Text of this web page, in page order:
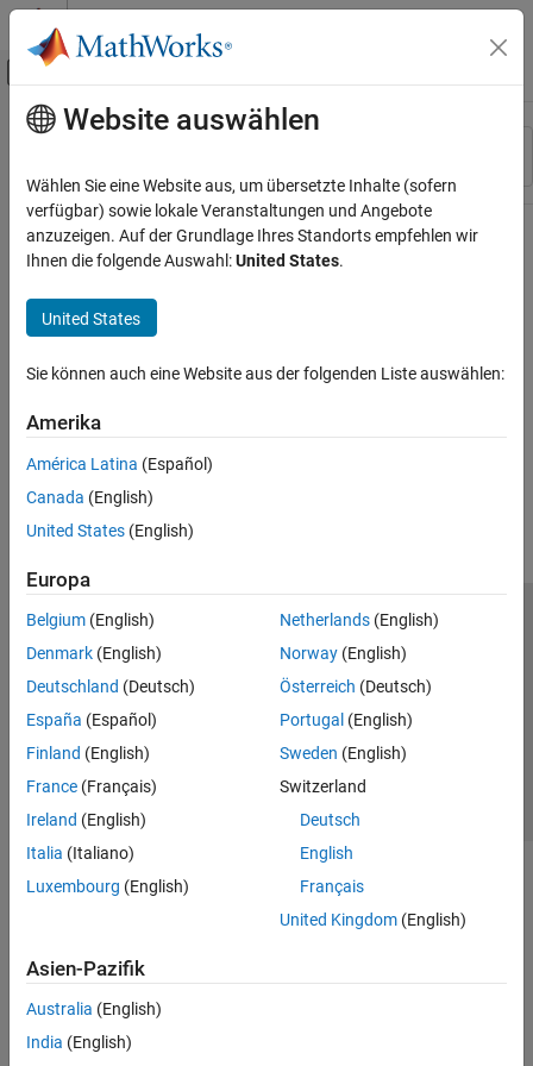
Weiter zum Inhalt
Umschaltung für Off-Canvas-
Ressource
Hauptinhalt
Website auswählen
Wählen Sie eine Website aus, um übersetzte Inhalte (sofern
verfügbar) sowie lokale Veranstaltungen und Angebote
anzuzeigen. Auf der Grundlage Ihres Standorts empfehlen wir
Ihnen die folgende Auswahl:United States.
United States
Sie können auch eine Website aus der folgenden Liste auswählen:
Amerika
América Latina (Español)
Canada (English)
United States (English)
Europa
Belgium (English)
Denmark (English)
Deutschland (Deutsch)
España (Español)
Finland (English)
France (Français)
Ireland (English)
Italia (Italiano)
Luxembourg (English)
Netherlands(English)
Norway(English)
Österreich (Deutsch)
Portugal (English)
Sweden (English)
Switzerland
Deutsch
English
Français
United Kingdom(English)
Asien-Pazifik
Australia (English)
India (English)
Trust Center
Datenschutz-Richtlinien
Datendiebstahl verhindern
Status von Anwendungen
© 1994-2026 The MathWorks, Inc.
Website auswählen
Deutschland